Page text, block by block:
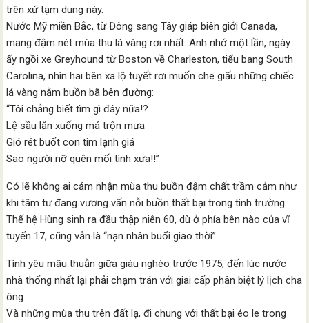
trên xứ tạm dung này.
Nước Mỹ miền Bắc, từ Đông sang Tây giáp biên giới Canada,
mang đậm nét mùa thu lá vàng rơi nhất. Anh nhớ một lần, ngày
ấy ngồi xe Greyhound từ Boston về Charleston, tiểu bang South
Carolina, nhìn hai bên xa lộ tuyết rơi muốn che giấu những chiếc
lá vàng nằm buồn bã bên đường:
“Tôi chẳng biết tìm gì đây nữa!?
Lệ sầu lăn xuống má trộn mưa
Gió rét buốt con tim lạnh giá
Sao người nỡ quên mối tình xưa!!”
Có lẽ không ai cảm nhận mùa thu buồn đậm chất trầm cảm như
khi tâm tư đang vương vấn nỗi buồn thất bại trong tình trường.
Thế hệ Hùng sinh ra đầu thập niên 60, dù ở phía bên nào của vĩ
tuyến 17, cũng vẫn là “nạn nhân buổi giao thời”.
Tình yêu mâu thuẫn giữa giàu nghèo trước 1975, đến lúc nước
nhà thống nhất lại phải chạm trán với giai cấp phân biệt lý lịch cha
ông.
Và những mùa thu trên đất lạ, đi chung với thất bại éo le trong